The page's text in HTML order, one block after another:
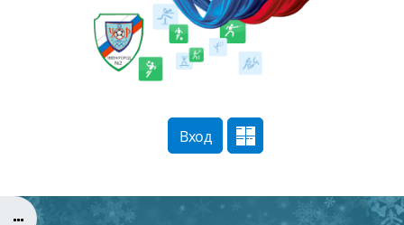
Перейти к основному содержанию
Вход
Маршрут внедрения